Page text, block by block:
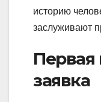
историю
заслуживают
Первая
заявка